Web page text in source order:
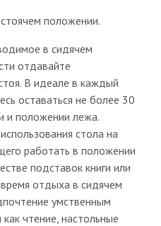
положении.
в сидячем
отдавайте
В идеале в каждый
оставаться не более 30
и положении лежа.
стола на
работать в положении
подставок книги или
отдыха в сидячем
умственным
чтение, настольные